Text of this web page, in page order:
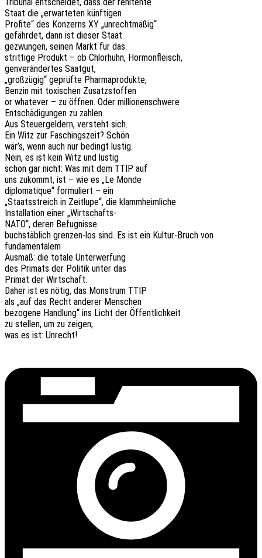
Staat die „erwar­te­ten künftigen
Profi­te“ des Konzerns XY „unrecht­mä­ßig“
gefähr­det, dann ist dieser Staat
gezwun­gen, seinen Markt für das
strit­ti­ge Produkt – ob Chlor­huhn, Hormonfleisch,
genver­än­der­tes Saatgut,
„groß­zü­gig“ geprüf­te Pharmaprodukte,
Benzin mit toxi­schen Zusatzstoffen
or whate­ver – zu öffnen. Oder millionenschwere
Entschä­di­gun­gen zu zahlen.
Aus Steu­er­gel­dern, versteht sich.
Ein Witz zur Faschings­zeit? Schön
wär’s, wenn auch nur bedingt lustig.
Nein, es ist kein Witz und lustig
schon gar nicht: Was mit dem TTIP auf
uns zukommt, ist – wie es „Le Monde
diplo­ma­tique“ formu­liert – ein
„Staats­streich in Zeit­lu­pe“, die klammheimliche
Instal­la­ti­on einer „Wirt­schafts-
NATO“, deren Befugnisse
buch­stäb­lich gren­zen-los sind. Es ist ein Kultur-Bruch von
fundamentalem
Ausmaß: die totale Unterwerfung
des Primats der Poli­tik unter das
Primat der Wirtschaft.
Daher ist es nötig, das Mons­trum TTIP
als „auf das Recht ande­rer Menschen
bezo­ge­ne Hand­lung“ ins Licht der Öffentlichkeit
zu stel­len, um zu zeigen,
was es ist: Unrecht!